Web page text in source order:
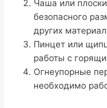
Чаша или
безопасного
других
Пинцет или
работы с
Огнеупорные
необходимо